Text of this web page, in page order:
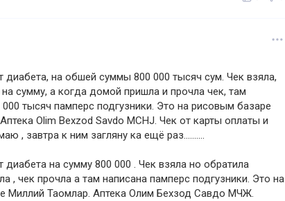
диабета, на обшей суммы 800 000 тысяч сум. Чек взяла,
сумму, а когда домой пришла и прочла чек, там
000 тысяч памперс подгузники. Это на рисовым базаре
Olim Bexzod Savdo MCHJ. Чек от карты оплаты и
, завтра к ним загляну ка ещё раз..........
диабета на сумму 800 000 . Чек взяла но обратила
, чек прочла а там написана памперс подгузники. Это на
Миллий Таомлар. Аптека Олим Бехзод Савдо МЧЖ.